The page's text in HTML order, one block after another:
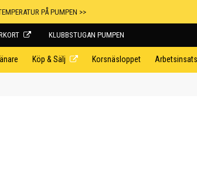
PÅ PUMPEN >>
KLUBBSTUGAN PUMPEN
Köp & Sälj Korsnäsloppet